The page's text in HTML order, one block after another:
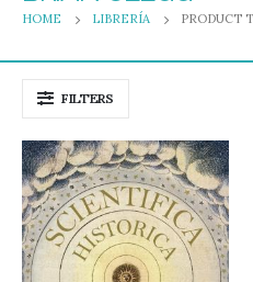
HOME LIBRERÍA PRODUCT
FILTERS